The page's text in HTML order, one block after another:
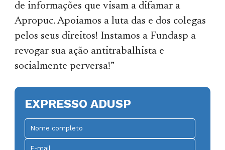
de informações que visam a difamar a
Apropuc. Apoiamos a luta das e dos colegas
pelos seus direitos! Instamos a Fundasp a
revogar sua ação antitrabalhista e
socialmente perversa!”
EXPRESSO ADUSP